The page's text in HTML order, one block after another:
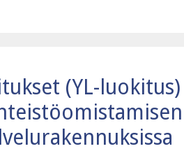
(YL-luokitus)